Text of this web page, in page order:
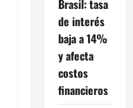
Brasil: tasa
de interés
baja a 14%
y afecta
costos
financieros